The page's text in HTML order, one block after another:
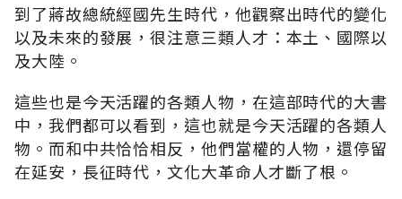
到了蔣故總統經國先生時代，他觀察出時代的變化
以及未來的發展，很注意三類人才：本土、國際以
及大陸。
這些也是今天活躍的各類人物，在這部時代的大書
中，我們都可以看到，這也就是今天活躍的各類人
物。而和中共恰恰相反，他們當權的人物，還停留
在延安，長征時代，文化大革命人才斷了根。